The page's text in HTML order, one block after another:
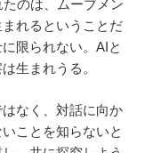
のは、ムーブメン
れるということだ
限られない。AIと
生まれうる。
なく、対話に向か
ことを知らないと